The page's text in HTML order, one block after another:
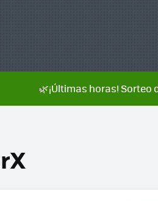
🌿¡Últimas horas!